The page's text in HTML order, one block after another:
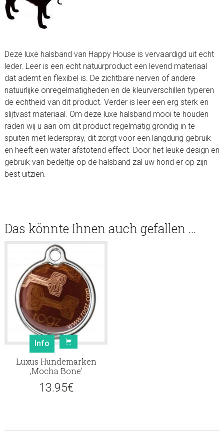
Deze luxe halsband van Happy House is vervaardigd uit echt
leder. Leer is een echt natuurproduct een levend materiaal
dat ademt en flexibel is. De zichtbare nerven of andere
natuurlijke onregelmatigheden en de kleurverschillen typeren
de echtheid van dit product. Verder is leer een erg sterk en
slijtvast materiaal. Om deze luxe halsband mooi te houden
raden wij u aan om dit product regelmatig grondig in te
spuiten met lederspray, dit zorgt voor een langdurig gebruik
en heeft een water afstotend effect. Door het leuke design en
gebruik van bedeltje op de halsband zal uw hond er op zijn
best uitzien.
Das könnte Ihnen auch gefallen …
Info
Luxus Hundemarken
‚Mocha Bone’
13.95€